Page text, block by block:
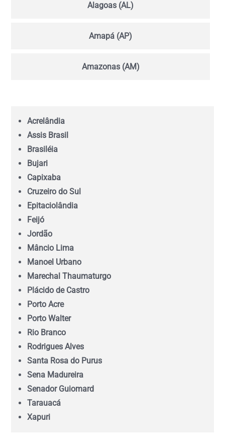
Alagoas (AL)
Amapá (AP)
Amazonas (AM)
Acrelândia
Assis Brasil
Brasiléia
Bujari
Capixaba
Cruzeiro do Sul
Epitaciolândia
Feijó
Jordão
Mâncio Lima
Manoel Urbano
Marechal Thaumaturgo
Plácido de Castro
Porto Acre
Porto Walter
Rio Branco
Rodrigues Alves
Santa Rosa do Purus
Sena Madureira
Senador Guiomard
Tarauacá
Xapuri